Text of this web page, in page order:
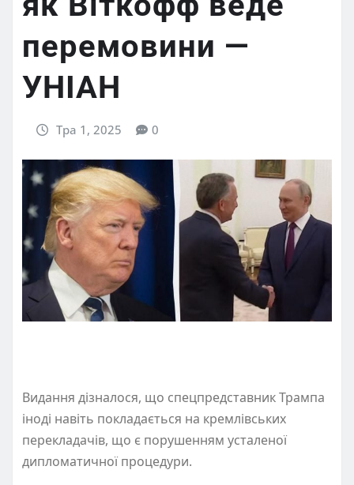
перемовини —
УНІАН
Тра 1, 2025 0
Видання дізналося, що спецпредставник Трампа
іноді навіть покладається на кремлівських
перекладачів, що є порушенням усталеної
дипломатичної процедури.